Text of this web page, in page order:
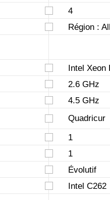
4
Région :
Intel Xeon
2.6 GHz
4.5 GHz
Quadricur
1
1
Évolutif
Intel C262